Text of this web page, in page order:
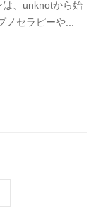
、unknotから始
ノセラピーや...